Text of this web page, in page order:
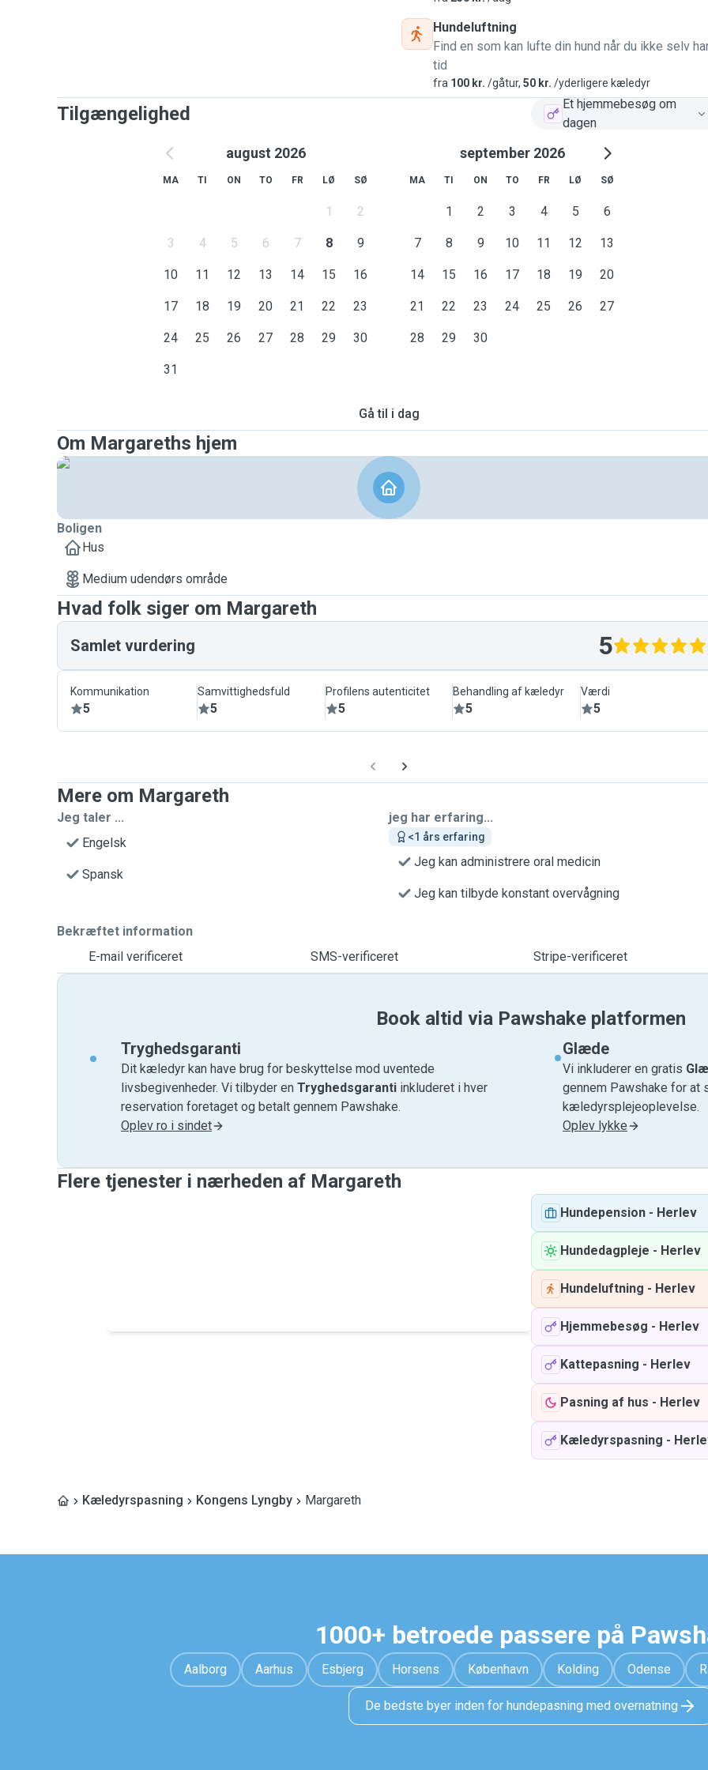
Hundeluftning
Find en som kan lufte din hund når du ikke selv
tid
fra 100 kr. /gåtur, 50 kr. /yderligere kæledyr
Tilgængelighed
Et hjemmebesøg om
dagen
august 2026
MA TI ON TO FR LØ SØ
1 2
3 4 5 6 7 8 9
10 11 12 13 14 15 16
17 18 19 20 21 22 23
24 25 26 27 28 29 30
31
september 2026
MA TI ON TO FR LØ SØ
1 2 3 4 5 6
7 8 9 10 11 12 13
14 15 16 17 18 19 20
21 22 23 24 25 26 27
28 29 30
Gå til i dag
Om Margareths hjem
Boligen
Hus
Medium udendørs område
Hvad folk siger om Margareth
Samlet vurdering 5
Kommunikation
5
Samvittighedsfuld
5
Profilens autenticitet
5
Behandling af kæledyr
5
Værdi
5
Mere om Margareth
Jeg taler ...
Engelsk
Spansk
jeg har erfaring...
<1 års erfaring
Jeg kan administrere oral medicin
Jeg kan tilbyde konstant overvågning
Bekræftet information
E-mail verificeret
SMS-verificeret Stripe-verificeret
Book altid via Pawshake platformen
Tryghedsgaranti
Dit kæledyr kan have brug for beskyttelse mod uventede
livsbegivenheder. Vi tilbyder en Tryghedsgaranti inkluderet i hver
reservation foretaget og betalt gennem Pawshake.
Oplev ro i sindet
Glæde
Vi inkluderer en gratis
gennem Pawshake for at
kæledyrsplejeoplevelse.
Oplev lykke
Flere tjenester i nærheden af ​​Margareth
Hundepension - Herlev
Hundedagpleje - Herlev
Hundeluftning - Herlev
Hjemmebesøg - Herlev
Kattepasning - Herlev
Pasning af hus - Herlev
Kæledyrspasning -
Kæledyrspasning Kongens Lyngby Margareth
1000+ betroede passere på
Aalborg Aarhus Esbjerg Horsens København Kolding Odense
De bedste byer inden for hundepasning med overnatning